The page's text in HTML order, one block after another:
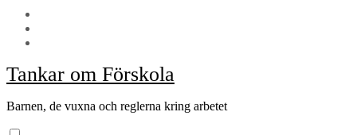
Tankar om Förskola
Barnen, de vuxna och reglerna kring arbetet